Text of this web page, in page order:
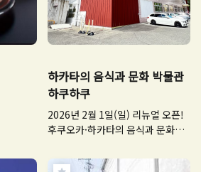
하카타의 음식과 문화 박물관
하쿠하쿠
2026년 2월 1일(일) 리뉴얼 오픈!
후쿠오카·하카타의 음식과 문화를